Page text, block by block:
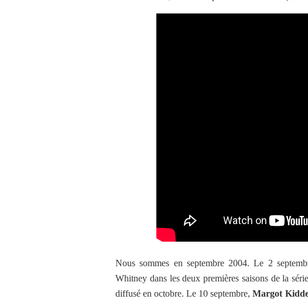
Nous sommes en septembre 2004. Le 2
Whitney dans les deux premières saisons de la
diffusé en octobre. Le 10 septembre,Margot